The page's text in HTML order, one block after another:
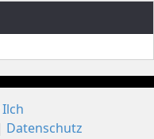
Ilch
Datenschutz